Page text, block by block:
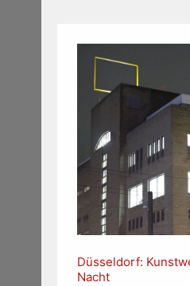
Düsseldorf:
Nacht